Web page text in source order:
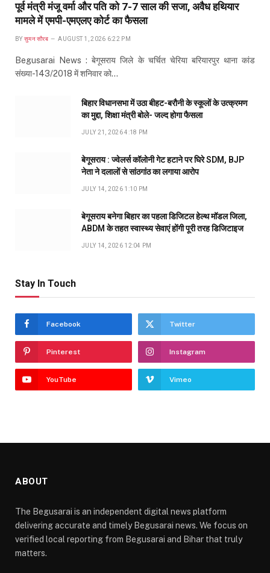
पूर्व मंत्री मंजू वर्मा और पति को 7-7 साल की सजा, अवैध हथियार
मामले में एमपी-एमएलए कोर्ट का फैसला
BY सुमन सौरब AUGUST 1, 2026 6:22 PM
Begusarai News : बेगूसराय जिले के चर्चित चेरिया बरियारपुर थाना कांड
संख्या-143/2018 में शनिवार को…
बिहार विधानसभा में उठा बीहट-बरौनी के स्कूलों के उत्क्रमण
का मुद्दा, शिक्षा मंत्री बोले- जल्द होगा फैसला
JULY 21, 2026 4:18 PM
बेगूसराय : ज्वेलर्स कॉलोनी गेट हटाने पर घिरे SDM, BJP
नेता ने दलालों से सांठगांठ का लगाया आरोप
JULY 14, 2026 1:10 PM
बेगूसराय बनेगा बिहार का पहला डिजिटल हेल्थ मॉडल जिला,
ABDM के तहत स्वास्थ्य सेवाएं होंगी पूरी तरह डिजिटाइज
JULY 14, 2026 12:04 PM
Stay In Touch
Facebook Twitter
Pinterest Instagram
YouTube Vimeo
ABOUT
The Begusarai is an independent digital news platform
delivering accurate and timely Begusarai news. We focus on
verified local reporting from Begusarai and Bihar that truly
matters.